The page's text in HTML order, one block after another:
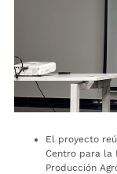
El proyecto
Centro para la
Producción